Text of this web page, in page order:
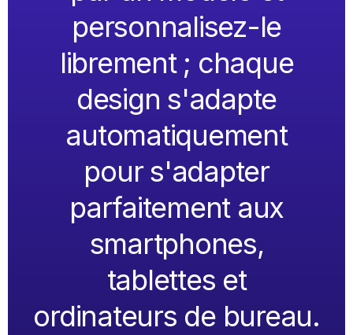
personnalisez-le
librement ; chaque
design s'adapte
automatiquement
pour s'adapter
parfaitement aux
smartphones,
tablettes et
ordinateurs de bureau.